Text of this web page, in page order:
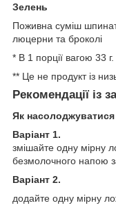
Зелень
Поживна суміш
люцерни та броколі
* В 1 порції вагою 33 г.
** Це не продукт із
Рекомендації із
Як насолоджуватися
Варіант 1.
змішайте одну мірну
безмолочного напою
Варіант 2.
додайте одну мірну